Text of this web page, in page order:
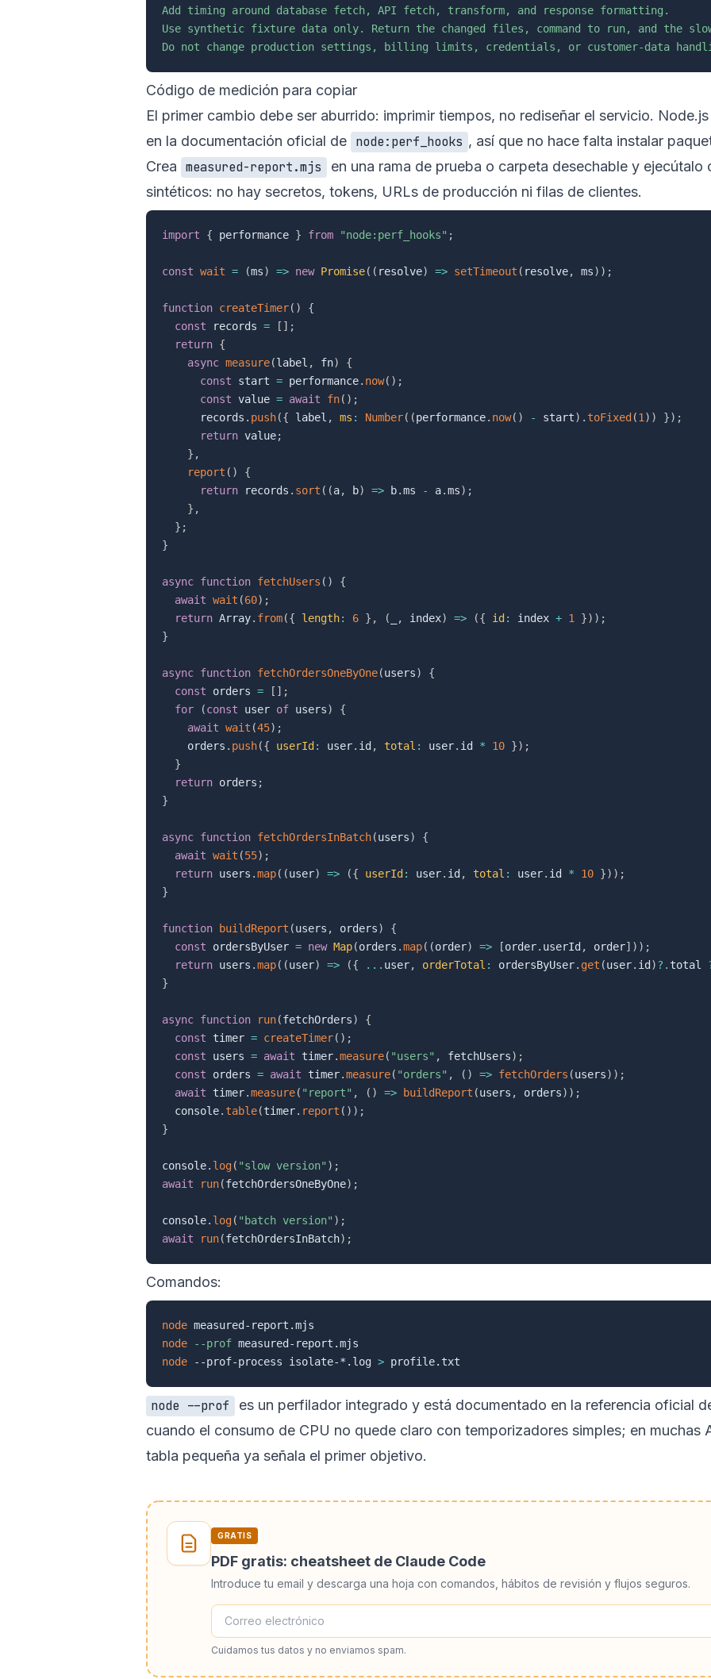
Add timing around database fetch, API fetch, transform, and response formatting.
Use synthetic fixture data only. Return the changed files, command to run, and the
Do not change production settings, billing limits, credentials, or customer-data
Código de medición para copiar
El primer cambio debe ser aburrido: imprimir tiempos, no rediseñar el servicio.
en la documentación oficial de node:perf_hooks , así que no hace falta instalar
Crea measured-report.mjs
en una rama de prueba o carpeta desechable y
sintéticos: no hay secretos, tokens, URLs de producción ni filas de clientes.
import { performance } from "node:perf_hooks" ;
const wait = (ms) => new Promise( ( resolve) => setTimeout ( resolve, ms) ) ;
function createTimer( )
{
const records = [ ] ;
return {
async measure(label , fn)
{
const start = performance. now( ) ;
const value = await fn( ) ;
      records
. push({ label , ms : Number( (performance. now( ) - start) . toFixed (1) ) }) ;
return value;
} ,
report ( )
{
return records . sort ( (a, b) => b.ms - a.ms) ;
} ,
} ;
}
async function fetchUsers ( )
{
await wait (60) ;
return Array. from({ length: 6 } , ( , index) => ({ id : index + 1 }) ) ;
}
async function fetchOrdersOneByOne(users)
{
const orders = [ ] ;
for
(const user of users)
{
await wait (45) ;
    orders
. push({ userId : user. id , total : user. id * 10 }) ;
}
return orders ;
}
async function fetchOrdersInBatch(users)
{
await wait (55) ;
return users .map( (user) => ({ userId : user. id , total : user. id * 10 }) ) ;
}
function buildReport (users , orders)
{
const ordersByUser = new Map(orders .map( (order) => [order. userId , order] ) ) ;
return users .map( (user) => ({ ... user, orderTotal : ordersByUser. get (user. id )?. total
}
async function run(fetchOrders)
{
const timer = createTimer( ) ;
const users = await timer.measure( "users" , fetchUsers) ;
const orders = await timer.measure( "orders" , ( ) => fetchOrders (users) ) ;
await timer.measure( "report" , ( ) => buildReport (users , orders) ) ;
  console
. table(timer. report ( ) ) ;
}
console. log( "slow version" ) ;
await
run(fetchOrdersOneByOne) ;
console. log( "batch version" ) ;
await
run(fetchOrdersInBatch) ;
Comandos:
node
node
--prof
node --prof-process isolate-*.log >
node --prof es un perfilador integrado y está documentado en la referencia oficial
cuando el consumo de CPU no quede claro con temporizadores simples; en muchas
tabla pequeña ya señala el primer objetivo.
GRATIS
PDF gratis: cheatsheet de Claude Code
Introduce tu email y descarga una hoja con comandos, hábitos de revisión y flujos seguros.
Cuidamos tus datos y no enviamos spam.